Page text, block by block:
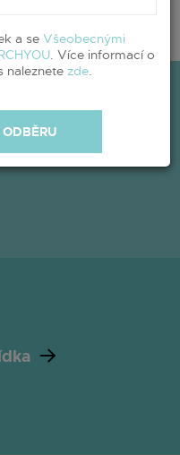
a se Všeobecnými
. Více informací o
naleznete zde.